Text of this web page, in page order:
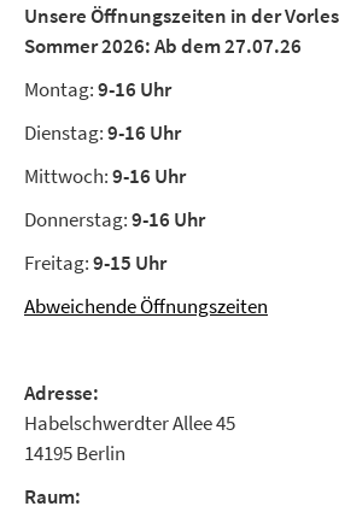
Unsere Öffnungszeiten in der
Sommer 2026:Ab dem 27.07.26
Montag:9-16 Uhr
Dienstag:9-16 Uhr
Mittwoch:9-16 Uhr
Donnerstag:9-16 Uhr
Freitag:9-15 Uhr
Abweichende Öffnungszeiten
Adresse:
Habelschwerdter Allee 45
14195 Berlin
Raum: